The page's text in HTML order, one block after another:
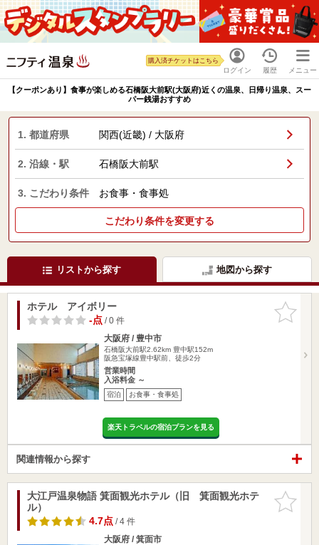
ログイン
購入済チケットはこちら
履歴 メニュー
【クーポンあり】食事が楽しめる石橋阪大前駅(大阪府)近くの温泉、日帰り温泉、スー
パー銭湯おすすめ
1. 都道府県 関西(近畿) / 大阪府
2. 沿線・駅 石橋阪大前駅
3. こだわり条件 お食事・食事処
こだわり条件を変更する
リストから探す 地図から探す
お気に入
りに追加
ホテル アイボリー
-点/ 0 件
大阪府 / 豊中市
石橋阪大前駅2.62km 豊中駅152m
阪急宝塚線豊中駅前、徒歩2分
営業時間
入浴料金 ～
宿泊 お食事・食事処
楽天トラベルの宿泊プランを見る
関連情報から探す
お気に入
りに追加
大江戸温泉物語 箕面観光ホテル（旧 箕面観光ホテ
ル）
4.7点/ 4 件
大阪府 / 箕面市